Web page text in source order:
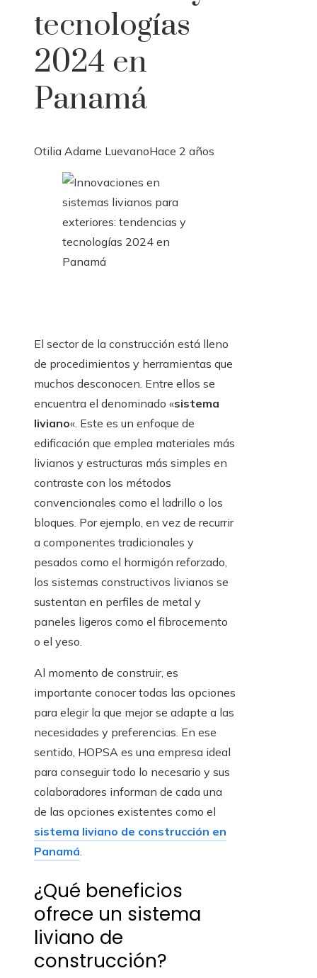
tecnologías
2024 en
Panamá
Otilia Adame LuevanoHace 2 años
El sector de la construcción está lleno
de procedimientos y herramientas que
muchos desconocen. Entre ellos se
encuentra el denominado «sistema
liviano«. Este es un enfoque de
edificación que emplea materiales más
livianos y estructuras más simples en
contraste con los métodos
convencionales como el ladrillo o los
bloques. Por ejemplo, en vez de recurrir
a componentes tradicionales y
pesados como el hormigón reforzado,
los sistemas constructivos livianos se
sustentan en perfiles de metal y
paneles ligeros como el fibrocemento
o el yeso.
Al momento de construir, es
importante conocer todas las opciones
para elegir la que mejor se adapte a las
necesidades y preferencias. En ese
sentido, HOPSA es una empresa ideal
para conseguir todo lo necesario y sus
colaboradores informan de cada una
de las opciones existentes como el
sistema liviano de construcción en
Panamá.
¿Qué beneficios
ofrece un sistema
liviano de
construcción?